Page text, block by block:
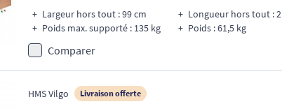
Largeur hors tout : 99 cm
Poids max. supporté : 135 kg
Longueur hors tout :
Poids : 61,5 kg
Comparer
HMS Vilgo Livraison offerte